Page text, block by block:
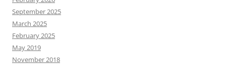
September 2025
March 2025
February 2025
May 2019
November 2018